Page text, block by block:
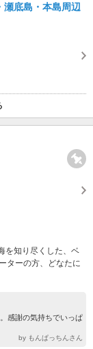
瀬底島・本島周辺
を知り尽くした、ベ
ターの方、どなたに
感謝の気持ちでいっぱ
by もんぱっちんさん